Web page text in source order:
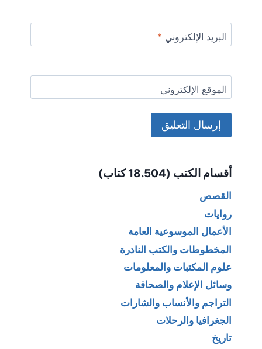
البريد الإلكتروني *
الموقع الإلكتروني
أقسام الكتب (18.504 كتاب)
القصص
روايات
الأعمال الموسوعية العامة
المخطوطات والكتب النادرة
علوم المكتبات والمعلومات
وسائل الإعلام والصحافة
التراجم والأنساب والشارات
الجغرافيا والرحلات
تاريخ